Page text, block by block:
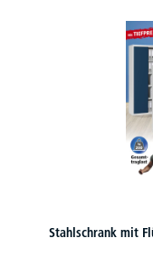
Stahlschrank mit